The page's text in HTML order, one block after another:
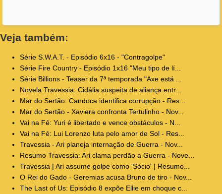
Veja também:
Série S.W.A.T. - Episódio 6x16 - "Contragolpe"
Série Fire Country - Episódio 1x16 "Meu tipo de lí...
Série Billions - Teaser da 7ª temporada "Axe está ...
Novela Travessia: Cidália suspeita de aliança entr...
Mar do Sertão: Candoca identifica corrupção - Res...
Mar do Sertão - Xaviera confronta Tertulinho - Nov...
Vai na Fé: Yuri é libertado e vence obstáculos - N...
Vai na Fé: Lui Lorenzo luta pelo amor de Sol - Res...
Travessia - Ari planeja internação de Guerra - Nov...
Resumo Travessia: Ari clama perdão a Guerra - Nove...
Travessia | Ari assume golpe como 'Sócio' | Resumo...
O Rei do Gado - Geremias acusa Bruno de tiro - Nov...
The Last of Us: Episódio 8 expõe Ellie em choque c...